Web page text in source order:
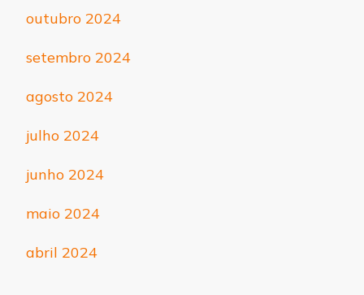
outubro 2024
setembro 2024
agosto 2024
julho 2024
junho 2024
maio 2024
abril 2024